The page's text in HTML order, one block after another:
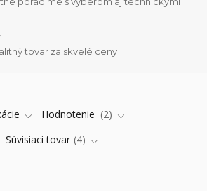
tovar za skvelé ceny
Hodnotenie
2
Súvisiaci tovar 4